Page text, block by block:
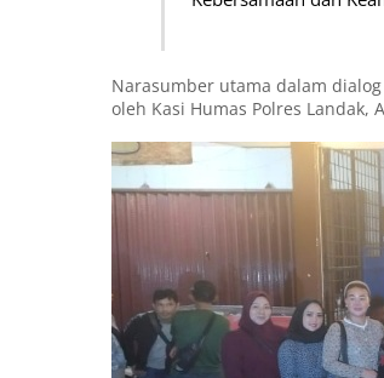
Narasumber utama dalam
oleh Kasi Humas Polres Landak,